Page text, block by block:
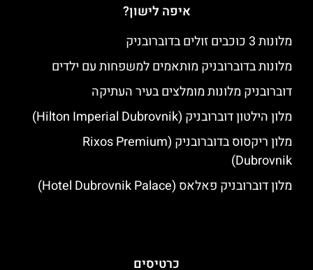
איפה לישון?
מלונות 3 כוכבים זולים בדוברובניק
מלונות בדוברובניק מותאמים למשפחות עם ילדים
דוברובניק מלונות מומלצים בעיר העתיקה
מלון הילטון דוברובניק (Hilton Imperial Dubrovnik)
מלון ריקסוס בדוברובניק (Rixos Premium
Dubrovnik)
מלון דוברובניק פאלאס (Hotel Dubrovnik Palace)
כרטיסים